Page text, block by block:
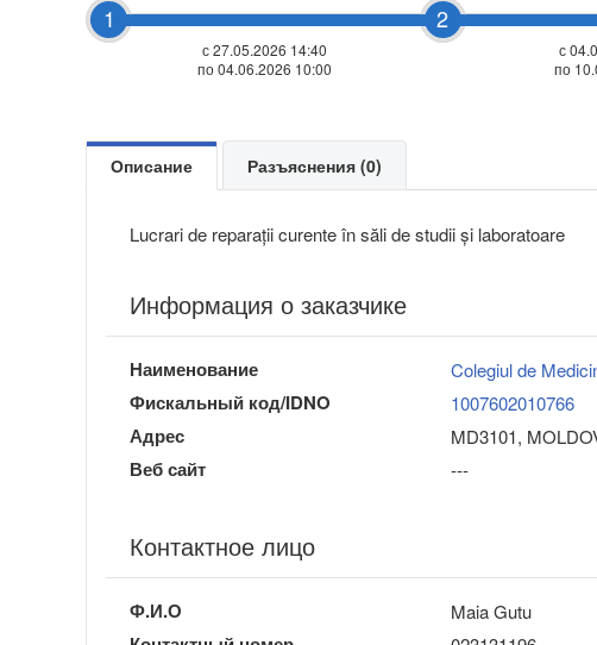
1
с 27.05.2026 14:40
по 04.06.2026 10:00
2
с
по
Описание Разъяснения (0)
Lucrari de reparații curente în săli de studii și laboratoare
Информация о заказчике
Наименование Colegiul de
Фискальный код/IDNO 1007602010766
Адрес MD3101,
Веб сайт ---
Контактное лицо
Ф.И.О Maia Gutu